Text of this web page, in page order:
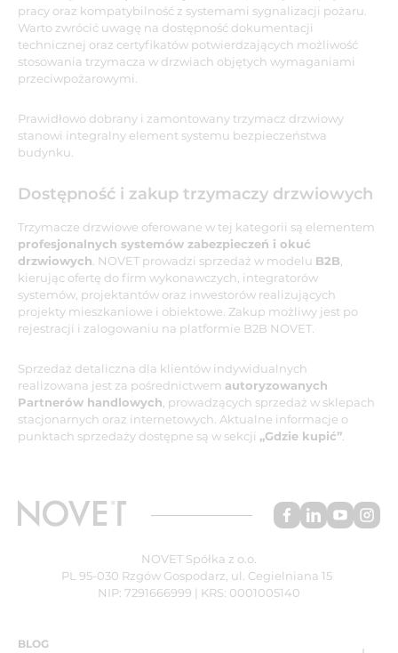
pracy oraz kompatybilność z systemami sygnalizacji pożaru.
Warto zwrócić uwagę na dostępność dokumentacji
technicznej oraz certyfikatów potwierdzających możliwość
stosowania trzymacza w drzwiach objętych wymaganiami
przeciwpożarowymi.
Prawidłowo dobrany i zamontowany trzymacz drzwiowy
stanowi integralny element systemu bezpieczeństwa
budynku.
Dostępność i zakup trzymaczy drzwiowych
Trzymacze drzwiowe oferowane w tej kategorii są elementem
profesjonalnych systemów zabezpieczeń i okuć
drzwiowych . NOVET prowadzi sprzedaż w modelu B2B
kierując ofertę do firm wykonawczych, integratorów
systemów, projektantów oraz inwestorów realizujących
projekty mieszkaniowe i obiektowe. Zakup możliwy jest po
rejestracji i zalogowaniu na platformie B2B NOVET.
Sprzedaż detaliczna dla klientów indywidualnych
realizowana jest za pośrednictwem autoryzowanych
Partnerów handlowych , prowadzących sprzedaż w sklepach
stacjonarnych oraz internetowych. Aktualne informacje o
punktach sprzedaży dostępne są w sekcji „Gdzie kupić”
NOVET Spółka z o.o.
PL 95-030 Rzgów Gospodarz, ul. Cegielniana 15
NIP: 7291666999 | KRS: 0001005140
BLOG